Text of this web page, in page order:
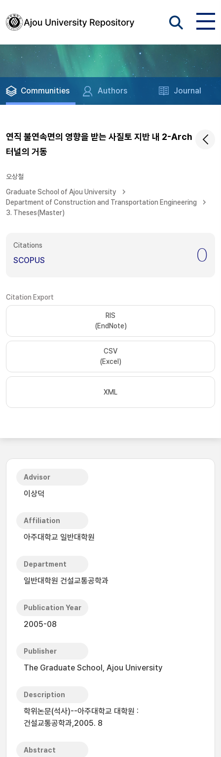
Communities Authors Journal
연직 불연속면의 영향을 받는 사질토 지반 내 2-Arch
터널의 거동
오상철
Graduate School of Ajou University
Department of Construction and Transportation Engineering
3. Theses(Master)
Citations
SCOPUS 0
Citation Export
RIS
(EndNote)
CSV
(Excel)
XML
Advisor
이상덕
Affiliation
아주대학교 일반대학원
Department
일반대학원 건설교통공학과
Publication Year
2005-08
Publisher
The Graduate School, Ajou University
Description
학위논문(석사)--아주대학교 대학원 :
건설교통공학과,2005. 8
Abstract